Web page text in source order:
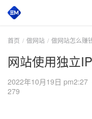
首页 做网站 做网站怎么赚
网站使用独立
2022年10月19日 pm2:27
279